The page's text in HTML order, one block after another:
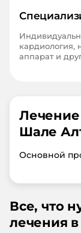
кардиология,
аппарат и
Лечение
Шале
Основной
Все, что
лечения